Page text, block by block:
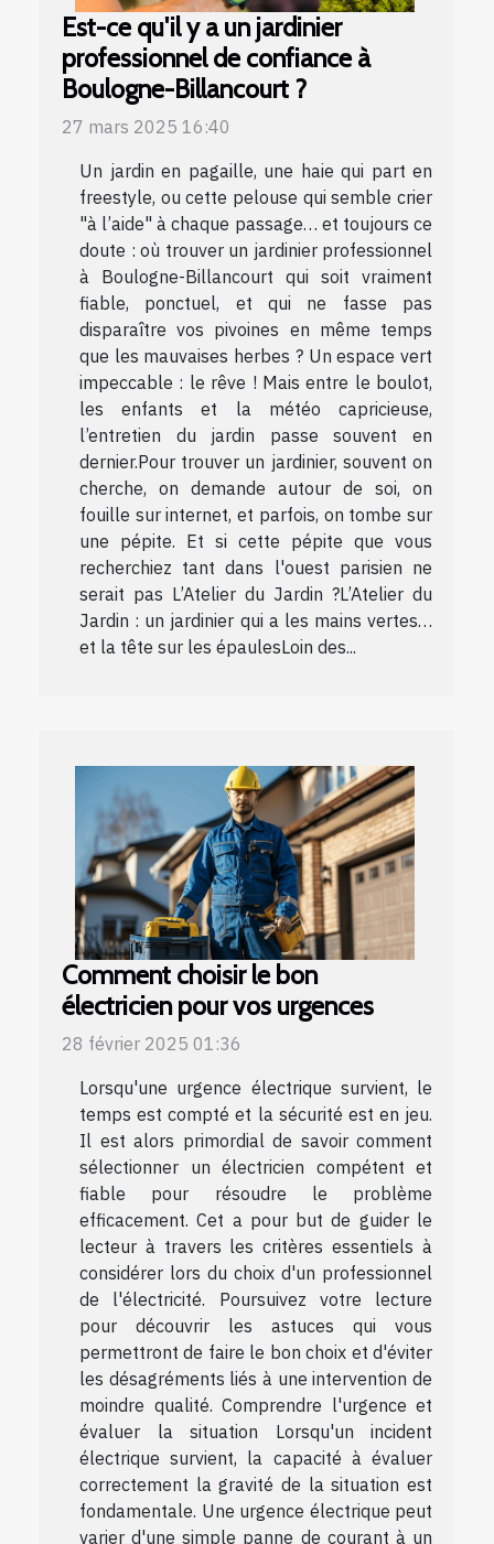
Est-ce qu'il y a un jardinier
professionnel de confiance à
Boulogne-Billancourt ?
27 mars 2025 16:40
Un jardin en pagaille, une haie qui part en
freestyle, ou cette pelouse qui semble crier
"à l’aide" à chaque passage… et toujours ce
doute : où trouver un jardinier professionnel
à Boulogne-Billancourt qui soit vraiment
fiable, ponctuel, et qui ne fasse pas
disparaître vos pivoines en même temps
que les mauvaises herbes ? Un espace vert
impeccable : le rêve ! Mais entre le boulot,
les enfants et la météo capricieuse,
l’entretien du jardin passe souvent en
dernier.Pour trouver un jardinier, souvent on
cherche, on demande autour de soi, on
fouille sur internet, et parfois, on tombe sur
une pépite. Et si cette pépite que vous
recherchiez tant dans l'ouest parisien ne
serait pas L’Atelier du Jardin ?L’Atelier du
Jardin : un jardinier qui a les mains vertes…
et la tête sur les épaulesLoin des...
Comment choisir le bon
électricien pour vos urgences
28 février 2025 01:36
Lorsqu'une urgence électrique survient, le
temps est compté et la sécurité est en jeu.
Il est alors primordial de savoir comment
sélectionner un électricien compétent et
fiable pour résoudre le problème
efficacement. Cet a pour but de guider le
lecteur à travers les critères essentiels à
considérer lors du choix d'un professionnel
de l'électricité. Poursuivez votre lecture
pour découvrir les astuces qui vous
permettront de faire le bon choix et d'éviter
les désagréments liés à une intervention de
moindre qualité. Comprendre l'urgence et
évaluer la situation Lorsqu'un incident
électrique survient, la capacité à évaluer
correctement la gravité de la situation est
fondamentale. Une urgence électrique peut
varier d'une simple panne de courant à un